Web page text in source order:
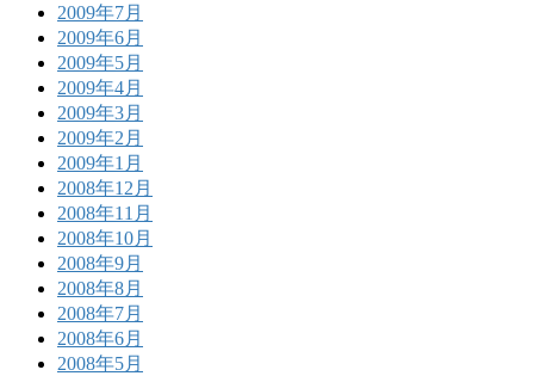
2009年7月
2009年6月
2009年5月
2009年4月
2009年3月
2009年2月
2009年1月
2008年12月
2008年11月
2008年10月
2008年9月
2008年8月
2008年7月
2008年6月
2008年5月